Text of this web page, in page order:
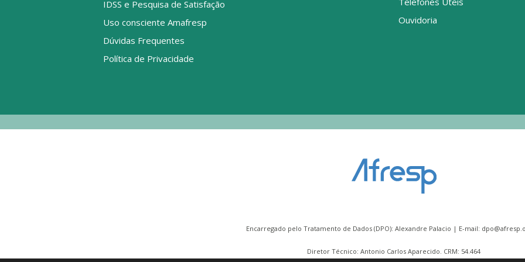
IDSS e Pesquisa de Satisfação
Uso consciente Amafresp
Dúvidas Frequentes
Política de Privacidade
Ouvidoria
Encarregado pelo Tratamento de Dados (DPO): Alexandre Palacio | E-mail:
Diretor Técnico: Antonio Carlos Aparecido. CRM: 54.464